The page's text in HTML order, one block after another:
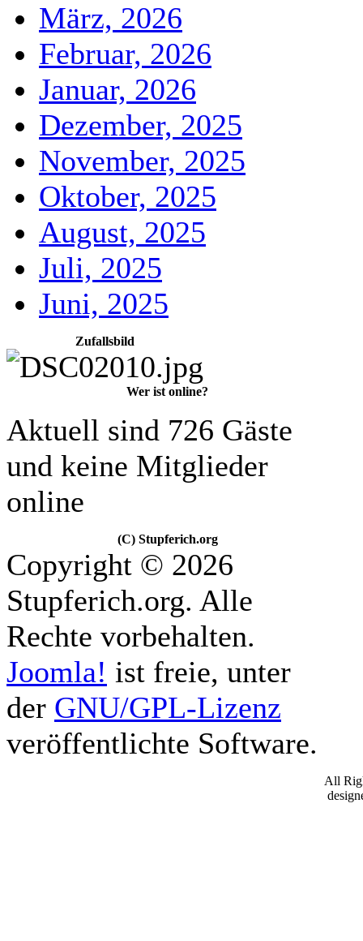
März, 2026
Februar, 2026
Januar, 2026
Dezember, 2025
November, 2025
Oktober, 2025
August, 2025
Juli, 2025
Juni, 2025
Zufallsbild
Wer ist online?
Aktuell sind 726 Gäste
und keine Mitglieder
online
(C) Stupferich.org
Copyright © 2026
Stupferich.org. Alle
Rechte vorbehalten.
Joomla! ist freie, unter
der GNU/GPL-Lizenz
veröffentlichte Software.
All